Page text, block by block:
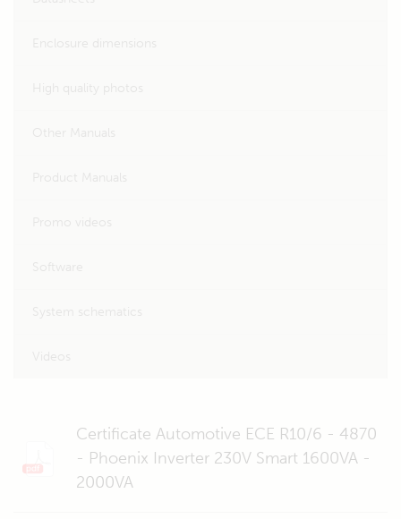
Certificate Automotive ECE R10/6 - 4870
- Phoenix Inverter 230V Smart 1600VA -
2000VA